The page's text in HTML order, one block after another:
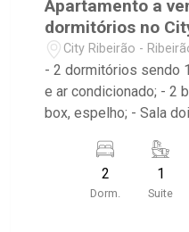
Apartamento a
dormitórios no
City Ribeirão -
- 2 dormitórios sendo
e ar condicionado; - 2 banheiros com armário,
box, espelho; - Sala dois ambientes; - Cozinha
armário; - Condomínio com Quadra poliesportiva,
Playground, Piscinas
gourmet com
2
Dorm.
1
Suite